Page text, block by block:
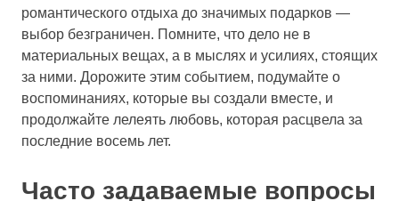
романтического отдыха до значимых подарков —
выбор безграничен. Помните, что дело не в
материальных вещах, а в мыслях и усилиях, стоящих
за ними. Дорожите этим событием, подумайте о
воспоминаниях, которые вы создали вместе, и
продолжайте лелеять любовь, которая расцвела за
последние восемь лет.
Часто задаваемые вопросы